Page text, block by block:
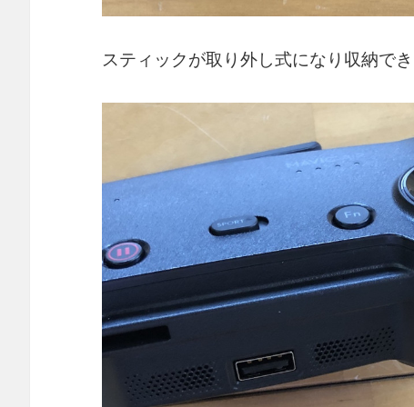
スティックが取り外し式になり収納で